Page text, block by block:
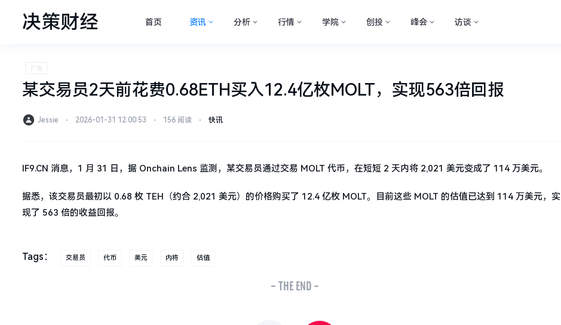
决策财经 首页 资讯 分析 行情 学院 创投 峰会 访谈
某交易员2天前花费0.68ETH买入12.4亿枚MOLT，实现563倍回报
Jessie ⋅ 2026-01-31 12:00:53 ⋅ 156 阅读 ⋅ 快讯
IF9.CN 消息，1 月 31 日，据 Onchain Lens 监测，某交易员通过交易 MOLT 代币，在短短 2 天内将 2,021 美元变成了 114 万美元。
据悉，该交易员最初以 0.68 枚 TEH（约合 2,021 美元）的价格购买了 12.4 亿枚 MOLT。目前这些 MOLT 的估值已达到 114 万美元，实
现了 563 倍的收益回报。
Tags： 交易员 代币 美元 内将 估值
- THE END -